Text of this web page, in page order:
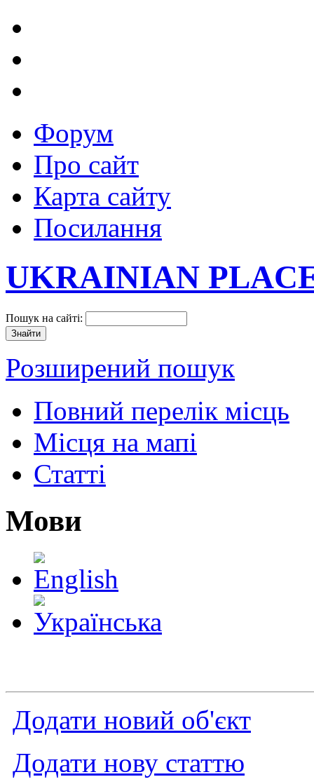
Форум
Про сайт
Карта сайту
Посилання
UKRAINIAN
Пошук на сайті:
Розширений пошук
Повний перелік місць
Місця на мапі
Статті
Мови
Додати новий об'єкт
Додати нову статтю